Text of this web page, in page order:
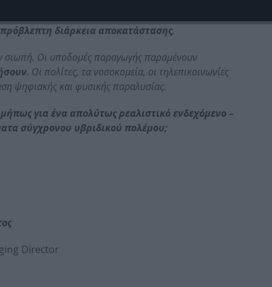
διάρκεια αποκατάστασης.
σιωπή. Οι υποδομές παραγωγής παραμένουν
. Οι πολίτες, τα νοσοκομεία, οι τηλεπικοινωνίες
ψηφιακής και φυσικής παραλυσίας.
για ένα απολύτως ρεαλιστικό ενδεχόμενο –
σύγχρονου υβριδικού πολέμου;
Director